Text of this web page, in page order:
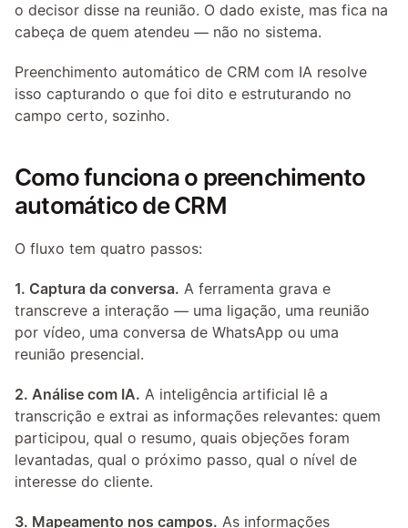
o decisor disse na reunião. O dado existe, mas fica na
cabeça de quem atendeu — não no sistema.
Preenchimento automático de CRM com IA resolve
isso capturando o que foi dito e estruturando no
campo certo, sozinho.
Como funciona o preenchimento
automático de CRM
O fluxo tem quatro passos:
1. Captura da conversa. A ferramenta grava e
transcreve a interação — uma ligação, uma reunião
por vídeo, uma conversa de WhatsApp ou uma
reunião presencial.
2. Análise com IA. A inteligência artificial lê a
transcrição e extrai as informações relevantes: quem
participou, qual o resumo, quais objeções foram
levantadas, qual o próximo passo, qual o nível de
interesse do cliente.
3. Mapeamento nos campos. As informações